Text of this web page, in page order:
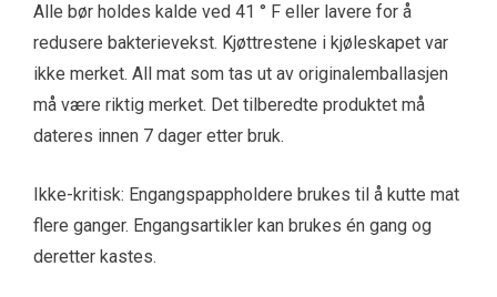
Alle bør holdes kalde ved 41 ° F eller lavere for å
redusere bakterievekst. Kjøttrestene i kjøleskapet var
ikke merket. All mat som tas ut av originalemballasjen
må være riktig merket. Det tilberedte produktet må
dateres innen 7 dager etter bruk.
Ikke-kritisk: Engangspappholdere brukes til å kutte mat
flere ganger. Engangsartikler kan brukes én gang og
deretter kastes.